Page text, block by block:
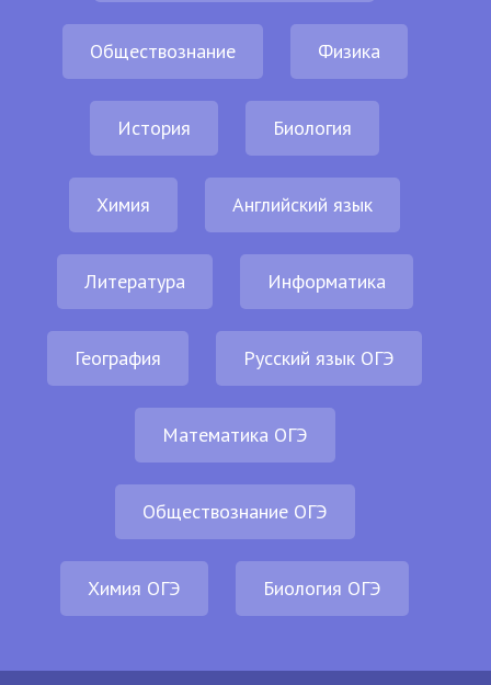
Обществознание Физика
История Биология
Химия Английский язык
Литература Информатика
География Русский язык ОГЭ
Математика ОГЭ
Обществознание ОГЭ
Химия ОГЭ Биология ОГЭ